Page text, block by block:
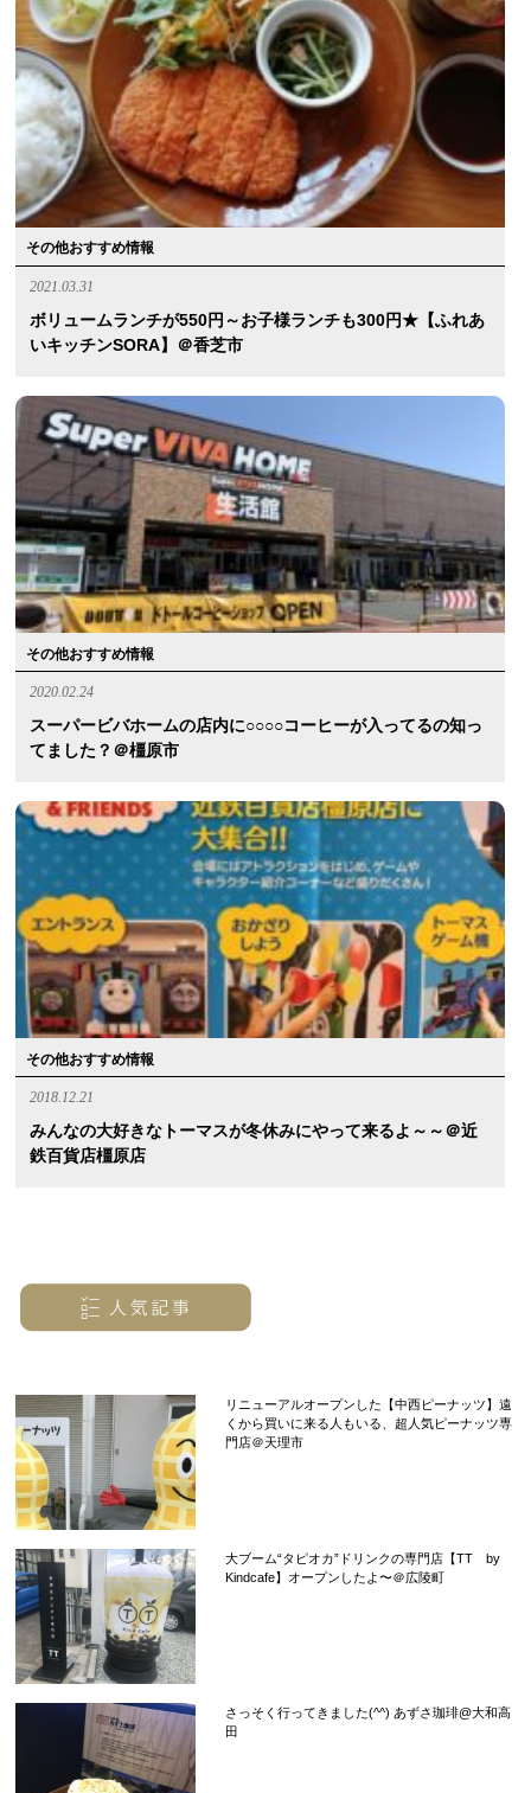
その他おすすめ情報
2021.03.31
ボリュームランチが550円～お子様ランチも300円★【ふれあ
いキッチンSORA】＠香芝市
その他おすすめ情報
2020.02.24
スーパービバホームの店内に○○○○コーヒーが入ってるの知っ
てました？＠橿原市
その他おすすめ情報
2018.12.21
みんなの大好きなトーマスが冬休みにやって来るよ～～＠近
鉄百貨店橿原店
リニューアルオープンした【中西ピーナッツ】遠
くから買いに来る人もいる、超人気ピーナッツ専
門店＠天理市
大ブーム“タピオカ”ドリンクの専門店【TT by
Kindcafe】オープンしたよ〜＠広陵町
さっそく行ってきました(^^) あずさ珈琲@大和高
田